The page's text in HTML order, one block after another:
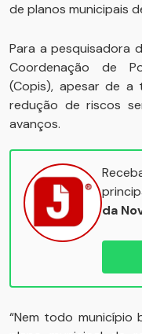
de planos municipais
Para a pesquisadora
Coordenação de
(Copis), apesar de a
redução de riscos
avanços.
da
“Nem todo município